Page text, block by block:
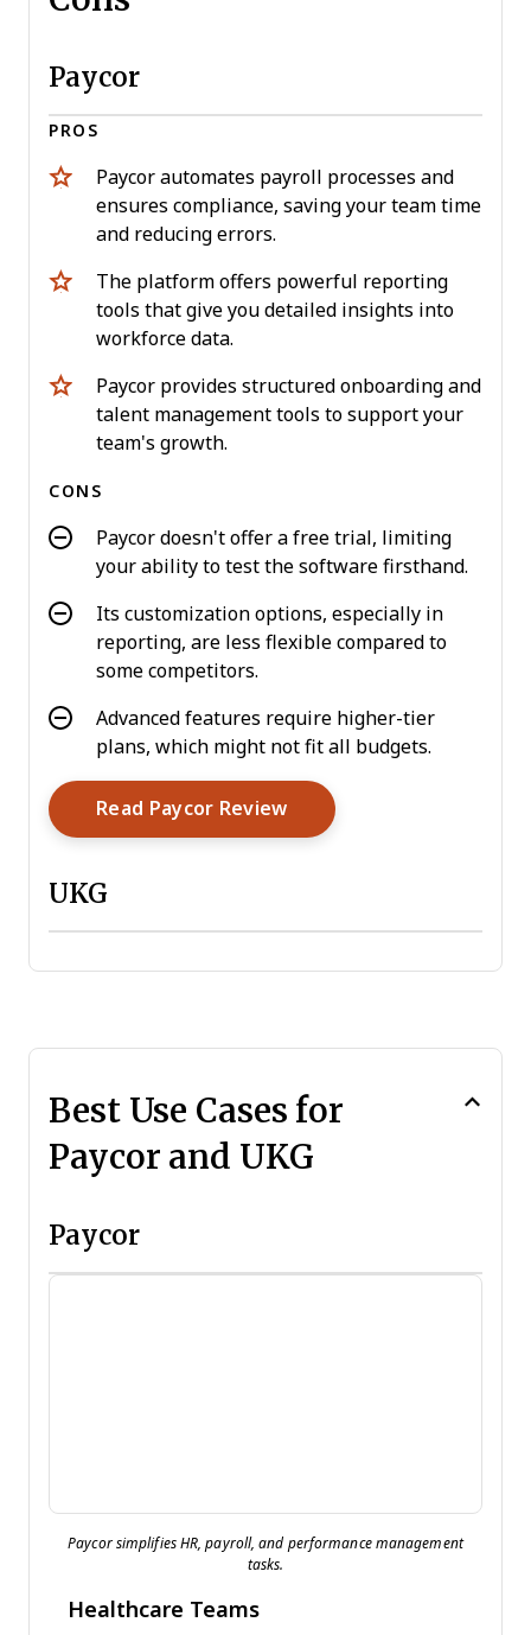
Paycor
PROS
Paycor automates payroll processes and
ensures compliance, saving your team time
and reducing errors.
The platform offers powerful reporting
tools that give you detailed insights into
workforce data.
Paycor provides structured onboarding and
talent management tools to support your
team's growth.
CONS
Paycor doesn't offer a free trial, limiting
your ability to test the software firsthand.
Its customization options, especially in
reporting, are less flexible compared to
some competitors.
Advanced features require higher-tier
plans, which might not fit all budgets.
Read Paycor ReviewOpens New Window
UKG
Best Use Cases for
Paycor and UKG
Paycor
Paycor simplifies HR, payroll, and performance management
tasks.
Healthcare Teams